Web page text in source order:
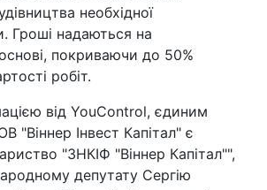
необхідної
Гроші надаються на
покриваючи до 50%
робіт.
від YouControl, єдиним
"Віннер Інвест Капітал" є
"ЗНКІФ "Віннер Капітал"",
депутату Сергію